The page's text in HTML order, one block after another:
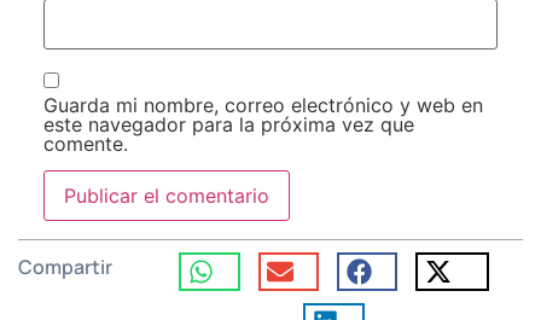
Guarda mi nombre, correo electrónico y web en
este navegador para la próxima vez que
comente.
Compartir